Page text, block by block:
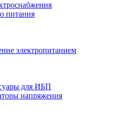
питания
электропитанием
для ИБП
напряжения